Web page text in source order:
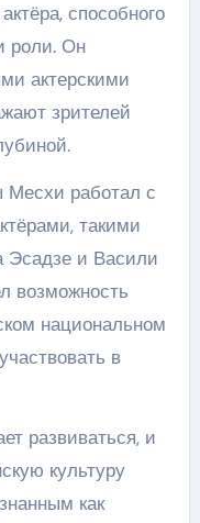
способного
роли. Он
актерскими
зрителей
Месхи работал с
такими
Эсадзе и Васили
возможность
национальном
в
развиваться, и
культуру
как